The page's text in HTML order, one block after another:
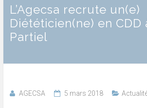
L’Agecsa recrute un(e)
Diététicien(ne) en CDD
Partiel
AGECSA 5 mars 2018